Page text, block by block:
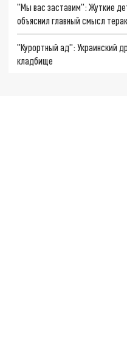
"Мы вас заставим": Жуткие
объяснил главный смысл
"Курортный ад": Украинский
кладбище